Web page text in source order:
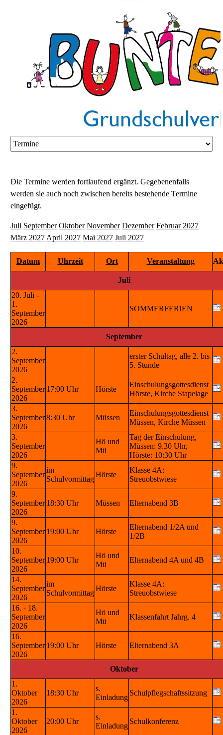
Die Termine werden fortlaufend ergänzt. Gegebenenfalls
werden sie auch noch zwischen bereits bestehende Termine
eingefügt.
Juli September Oktober November Dezember Februar 2027
März 2027 April 2027 Mai 2027 Juli 2027
Datum Uhrzeit Ort Veranstaltung
Juli
20. Juli -
1.
September
2026
SOMMERFERIEN
September
2.
September
2026
erster Schultag, alle 2. bis
5. Stunde
2.
September
2026
17:00 Uhr Hörste
Einschulungsgottesdienst
Hörste, Kirche Stapelage
3.
September
2026
8:30 Uhr Müssen
Einschulungsgottesdienst
Müssen, Kirche Müssen
3.
September
2026
Hö und
Mü
Tag der Einschulung,
Müssen: 9.30 Uhr,
Hörste: 10:30 Uhr
9.
September
2026
im
Schulvormittag
Hörste
Klasse 4A:
Streuobstwiese
9.
September
2026
18:30 Uhr Müssen Elternabend 3B
9.
September
2026
19:00 Uhr Hörste
Elternabend 1/2A und
1/2B
10.
September
2026
19:00 Uhr
Hö und
Mü
Elternabend 4A und 4B
14.
September
2026
im
Schulvormittag
Hörste
Klasse 4A:
Streuobstwiese
16. - 18.
September
2026
Hö und
Mü
Klassenfahrt Jahrg. 4
16.
September
2026
19:00 Uhr Hörste Elternabend 3A
Oktober
1.
Oktober
2026
18:30 Uhr
s.
Einladung
Schulpflegschaftssitzung
1.
Oktober
2026
20:00 Uhr
s.
Einladung
Schulkonferenz